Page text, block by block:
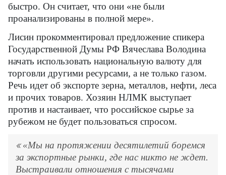
быстро. Он считает, что они «не были
проанализированы в полной мере».
Лисин прокомментировал предложение спикера
Государственной Думы РФ Вячеслава Володина
начать использовать национальную валюту для
торговли другими ресурсами, а не только газом.
Речь идет об экспорте зерна, металлов, нефти, леса
и прочих товаров. Хозяин НЛМК выступает
против и настаивает, что российское сырье за
рубежом не будет пользоваться спросом.
«Мы на протяжении десятилетий боремся
за экспортные рынки, где нас никто не ждет.
Выстраивали отношения с тысячами